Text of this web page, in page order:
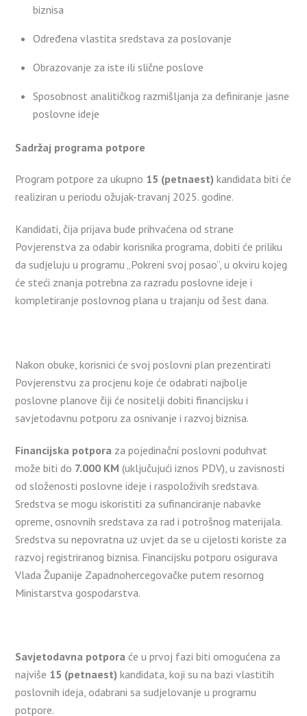
biznisa
Određena vlastita sredstava za poslovanje
Obrazovanje za iste ili slične poslove
Sposobnost analitičkog razmišljanja za definiranje jasne
poslovne ideje
Sadržaj programa potpore
Program potpore za ukupno 15 (petnaest) kandidata biti će
realiziran u periodu ožujak-travanj 2025. godine.
Kandidati, čija prijava bude prihvaćena od strane
Povjerenstva za odabir korisnika programa, dobiti će priliku
da sudjeluju u programu „Pokreni svoj posao“, u okviru kojeg
će steći znanja potrebna za razradu poslovne ideje i
kompletiranje poslovnog plana u trajanju od šest dana.
Nakon obuke, korisnici će svoj poslovni plan prezentirati
Povjerenstvu za procjenu koje će odabrati najbolje
poslovne planove čiji će nositelji dobiti financijsku i
savjetodavnu potporu za osnivanje i razvoj biznisa.
Financijska potpora za pojedinačni poslovni poduhvat
može biti do 7.000 KM(uključujući iznos PDV), u zavisnosti
od složenosti poslovne ideje i raspoloživih sredstava.
Sredstva se mogu iskoristiti za sufinanciranje nabavke
opreme, osnovnih sredstava za rad i potrošnog materijala.
Sredstva su nepovratna uz uvjet da se u cijelosti koriste za
razvoj registriranog biznisa. Financijsku potporu osigurava
Vlada Županije Zapadnohercegovačke putem resornog
Ministarstva gospodarstva.
Savjetodavna potpora će u prvoj fazi biti omogućena za
najviše 15 (petnaest) kandidata, koji su na bazi vlastitih
poslovnih ideja, odabrani sa sudjelovanje u programu
potpore.